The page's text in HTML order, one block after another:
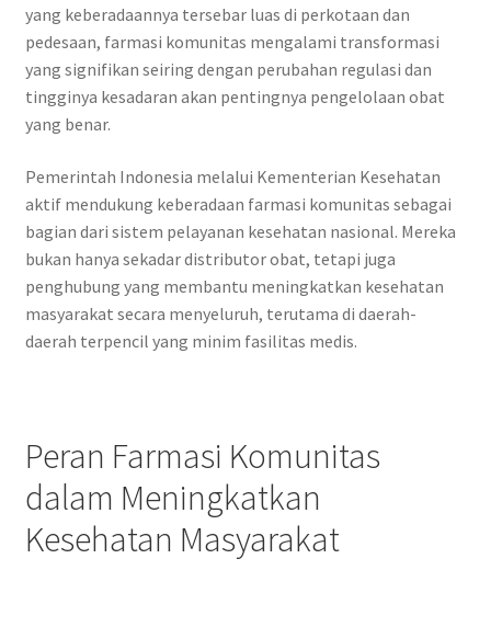
yang keberadaannya tersebar luas di perkotaan dan
pedesaan, farmasi komunitas mengalami transformasi
yang signifikan seiring dengan perubahan regulasi dan
tingginya kesadaran akan pentingnya pengelolaan obat
yang benar.
Pemerintah Indonesia melalui Kementerian Kesehatan
aktif mendukung keberadaan farmasi komunitas sebagai
bagian dari sistem pelayanan kesehatan nasional. Mereka
bukan hanya sekadar distributor obat, tetapi juga
penghubung yang membantu meningkatkan kesehatan
masyarakat secara menyeluruh, terutama di daerah-
daerah terpencil yang minim fasilitas medis.
Peran Farmasi Komunitas
dalam Meningkatkan
Kesehatan Masyarakat